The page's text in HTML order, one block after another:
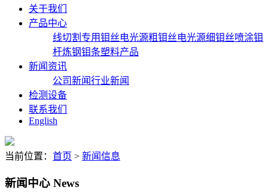
关于我们
产品中心
线切割专用钼丝电光源粗钼丝电光源细钼丝喷涂钼
杆炼钢钼条塑料产品
新闻资讯
公司新闻行业新闻
检测设备
联系我们
English
当前位置： 首页 > 新闻信息
新闻中心 News